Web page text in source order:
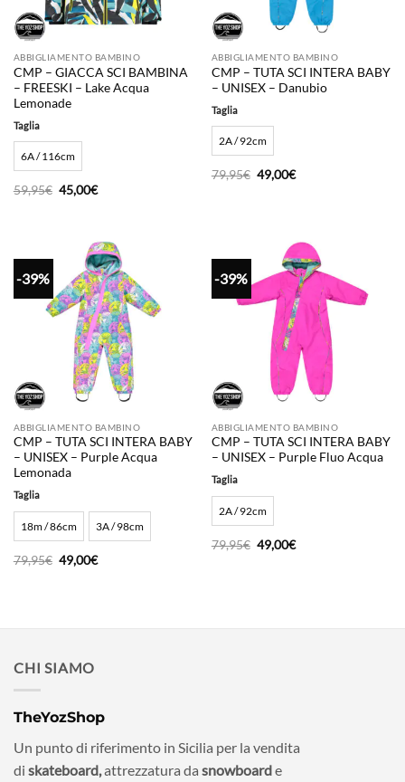
ABBIGLIAMENTO BAMBINO
CMP – GIACCA SCI BAMBINA
– FREESKI – Lake Acqua
Lemonade
Taglia
6A / 116cm
59,95€ Il
prezzo
45,00€Il
ABBIGLIAMENTO BAMBINO
CMP – TUTA SCI INTERA BABY
– UNISEX – Danubio
Taglia
2A / 92cm
79,95€ Il
prezzo
49,00€Il
-39%
ABBIGLIAMENTO BAMBINO
CMP – TUTA SCI INTERA BABY
– UNISEX – Purple Acqua
Lemonada
Taglia
18m / 86cm 3A / 98cm
79,95€ Il
prezzo
49,00€Il
-39%
ABBIGLIAMENTO BAMBINO
CMP – TUTA SCI INTERA BABY
– UNISEX – Purple Fluo Acqua
Taglia
2A / 92cm
79,95€ Il
prezzo
49,00€Il
CHI SIAMO
TheYozShop
Un punto di riferimento in Sicilia per la vendita
di skateboard,attrezzatura da snowboarde